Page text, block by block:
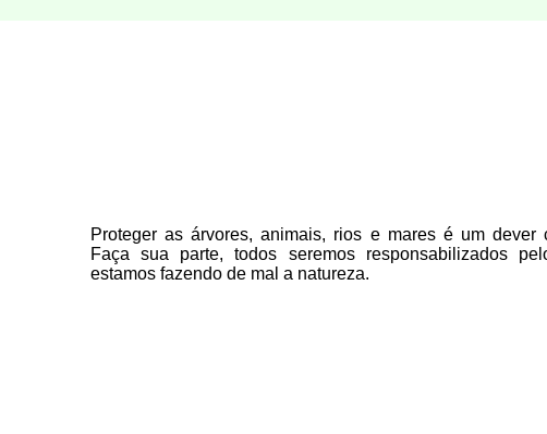
Proteger as árvores, animais, rios e mares é um dever
Faça sua parte, todos seremos responsabilizados
estamos fazendo de mal a natureza.